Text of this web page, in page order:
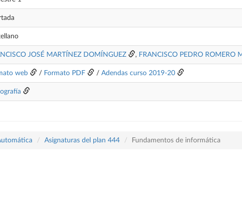
JOSÉ MARTÍNEZ DOMÍNGUEZ , FRANCISCO PEDRO ROMERO
web / Formato PDF / Adendas curso 2019-20
Asignaturas del plan 444 Fundamentos de informática